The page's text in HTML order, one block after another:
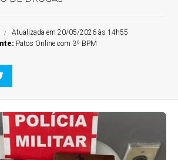
Atualizada em 20/05/2026 às 14h55
Patos Online com 3º BPM